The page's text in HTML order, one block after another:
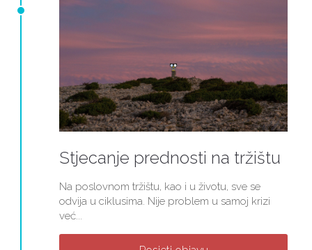
Stjecanje prednosti na tržištu
Na poslovnom tržištu, kao i u životu, sve se
odvija u ciklusima. Nije problem u samoj krizi
već...